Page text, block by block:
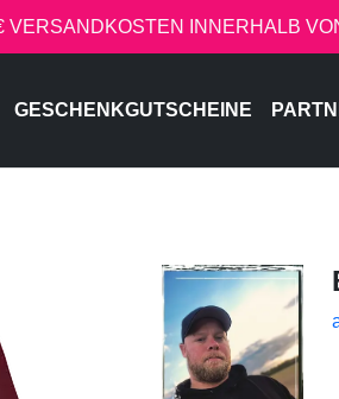
VERSANDKOSTEN INNERHALB
GESCHENKGUTSCHEINE